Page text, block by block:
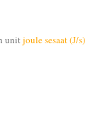
unitjoule sesaat (J/s)